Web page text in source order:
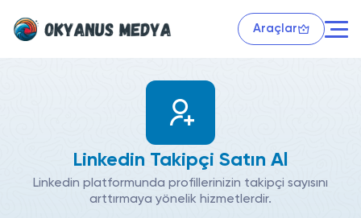
Araçlar
Linkedin Takipçi Satın Al
Linkedin platformunda profillerinizin takipçi sayısını
arttırmaya yönelik hizmetlerdir.